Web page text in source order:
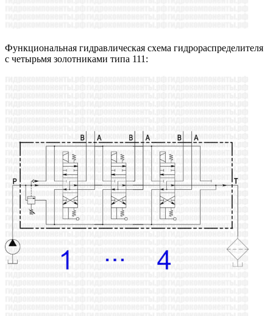
Функциональная гидравлическая схема гидрораспределителя
с четырьмя золотниками типа 111: